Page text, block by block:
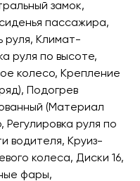
замок,
пассажира,
руля, Климат-
руля по высоте,
колесо, Крепление
Подогрев
(Материал
руля по
водителя, Круиз-
колеса, Диски 16,
фары,